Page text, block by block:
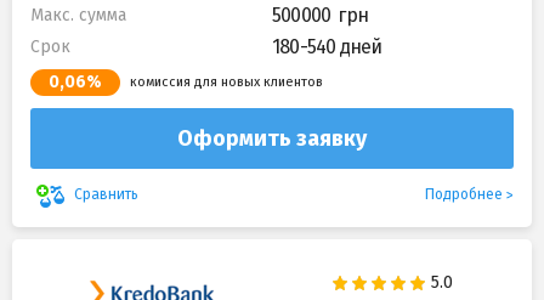
Макс. сумма 500000
Срок 180-540 дней
0,06% комиссия для новых клиентов
Оформить заявку
Сравнить Подробнее